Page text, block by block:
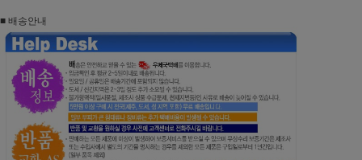
■ 배송안내